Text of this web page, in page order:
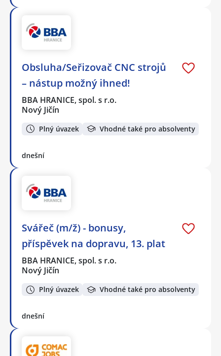
Obsluha/Seřizovač CNC strojů
– nástup možný ihned!
BBA HRANICE, spol. s r.o.
Nový Jičín
Plný úvazek Vhodné také pro absolventy
dnešní
Svářeč (m/ž) - bonusy,
příspěvek na dopravu, 13. plat
BBA HRANICE, spol. s r.o.
Nový Jičín
Plný úvazek Vhodné také pro absolventy
dnešní